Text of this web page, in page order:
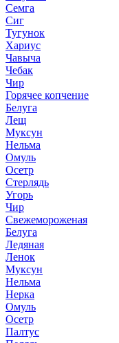
Семга
Сиг
Тугунок
Хариус
Чавыча
Чебак
Чир
Горячее копчение
Белуга
Лещ
Муксун
Нельма
Омуль
Осетр
Стерлядь
Угорь
Чир
Свежемороженая
Белуга
Ледяная
Ленок
Муксун
Нельма
Нерка
Омуль
Осетр
Палтус